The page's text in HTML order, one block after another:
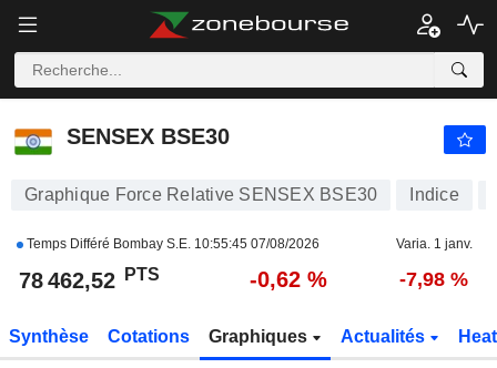
SENSEX BSE30
SENSEX BSE30
Graphique Force Relative SENSEX BSE30 Indice
Temps Différé Bombay S.E. 10:55:45 07/08/2026 Varia. 1 janv.
78 462,52 PTS -0,62 % -7,98 %
Synthèse Cotations Graphiques Actualités